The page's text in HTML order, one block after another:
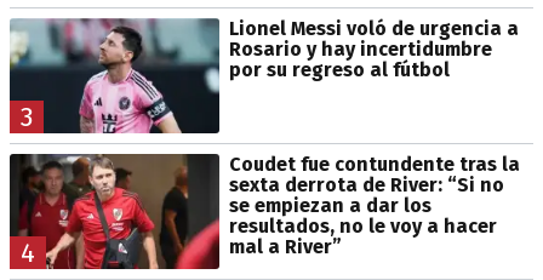
3
Lionel Messi voló de urgencia a
Rosario y hay incertidumbre
por su regreso al fútbol
4
Coudet fue contundente tras la
sexta derrota de River: “Si no
se empiezan a dar los
resultados, no le voy a hacer
mal a River”